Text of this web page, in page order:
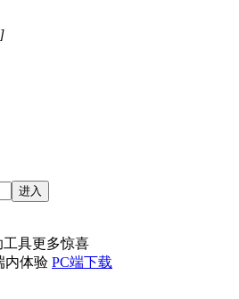
具更多惊喜
内体验 PC端下载